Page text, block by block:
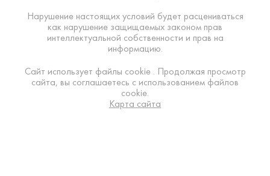
Нарушение настоящих условий будет расцениваться
как нарушение защищаемых законом прав
интеллектуальной собственности и прав на
информацию.
Сайт использует файлы cookie . Продолжая просмотр
сайта, вы соглашаетесь с использованием файлов
cookie.
Карта сайта